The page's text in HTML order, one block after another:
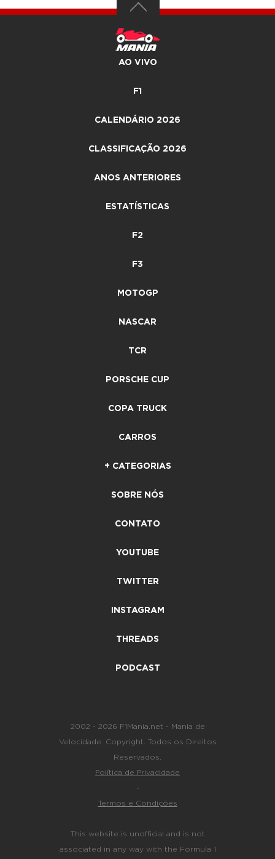
AO VIVO
F1
CALENDÁRIO 2026
CLASSIFICAÇÃO 2026
ANOS ANTERIORES
ESTATÍSTICAS
F2
F3
MOTOGP
NASCAR
TCR
PORSCHE CUP
COPA TRUCK
CARROS
+ CATEGORIAS
SOBRE NÓS
CONTATO
YOUTUBE
TWITTER
INSTAGRAM
THREADS
PODCAST
2002 - 2026 F1Mania.net - Mania de
Velocidade. Copyright. Todos os Direitos
Reservados.
Política de Privacidade
-
Termos e Condições
This website is unofficial and is not
associated in any way with the Formula 1